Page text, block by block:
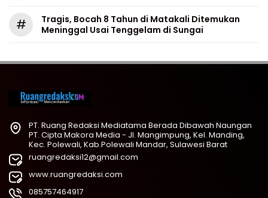
#
Tragis, Bocah 8 Tahun di Matakali Ditemukan
Meninggal Usai Tenggelam di Sungai
PT. Ruang Redaksi Mediatama Berada Dibawah Naungan
PT. Cipta Makora Media - Jl. Mangimpung, Kel. Manding,
Kec. Polewali, Kab.Polewali Mandar, Sulawesi Barat
ruangredaksi12@gmail.com
www.ruangredaksi.com
085757464917